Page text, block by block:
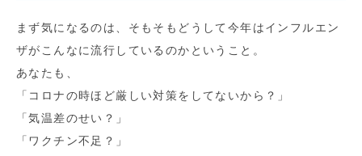
まず気になるのは、そもそもどうして今年はインフルエン
ザがこんなに流行しているのかということ。
あなたも、
「コロナの時ほど厳しい対策をしてないから？」
「気温差のせい？」
「ワクチン不足？」